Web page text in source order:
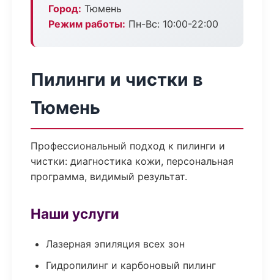
Город: Тюмень
Режим работы: Пн-Вс: 10:00-22:00
Пилинги и чистки в
Тюмень
Профессиональный подход к пилинги и
чистки: диагностика кожи, персональная
программа, видимый результат.
Наши услуги
Лазерная эпиляция всех зон
Гидропилинг и карбоновый пилинг